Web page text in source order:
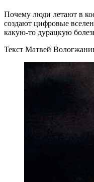
Почему люди летают в
создают цифровые
какую-то дурацкую
Текст Матвей